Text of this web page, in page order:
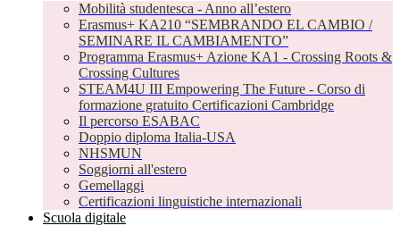
Mobilità studentesca - Anno all’estero
Erasmus+ KA210 “SEMBRANDO EL CAMBIO /
SEMINARE IL CAMBIAMENTO”
Programma Erasmus+ Azione KA1 - Crossing Roots &
Crossing Cultures
STEAM4U III Empowering The Future - Corso di
formazione gratuito Certificazioni Cambridge
Il percorso ESABAC
Doppio diploma Italia-USA
NHSMUN
Soggiorni all'estero
Gemellaggi
Certificazioni linguistiche internazionali
Scuola digitale